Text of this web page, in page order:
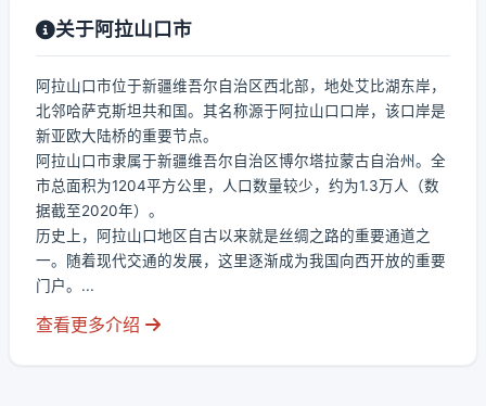
关于阿拉山口市
阿拉山口市位于新疆维吾尔自治区西北部，地处艾比湖东岸，
北邻哈萨克斯坦共和国。其名称源于阿拉山口口岸，该口岸是
新亚欧大陆桥的重要节点。
阿拉山口市隶属于新疆维吾尔自治区博尔塔拉蒙古自治州。全
市总面积为1204平方公里，人口数量较少，约为1.3万人（数
据截至2020年）。
历史上，阿拉山口地区自古以来就是丝绸之路的重要通道之
一。随着现代交通的发展，这里逐渐成为我国向西开放的重要
门户。...
查看更多介绍